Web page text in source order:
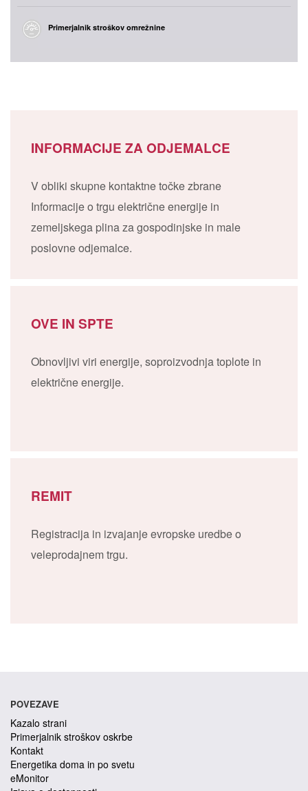
Primerjalnik stroškov omrežnine
INFORMACIJE ZA ODJEMALCE
V obliki skupne kontaktne točke zbrane
Informacije o trgu električne energije in
zemeljskega plina za gospodinjske in male
poslovne odjemalce.
OVE IN SPTE
Obnovljivi viri energije, soproizvodnja toplote in
električne energije.
REMIT
Registracija in izvajanje evropske uredbe o
veleprodajnem trgu.
POVEZAVE
Kazalo strani
Primerjalnik stroškov oskrbe
Kontakt
Energetika doma in po svetu
eMonitor